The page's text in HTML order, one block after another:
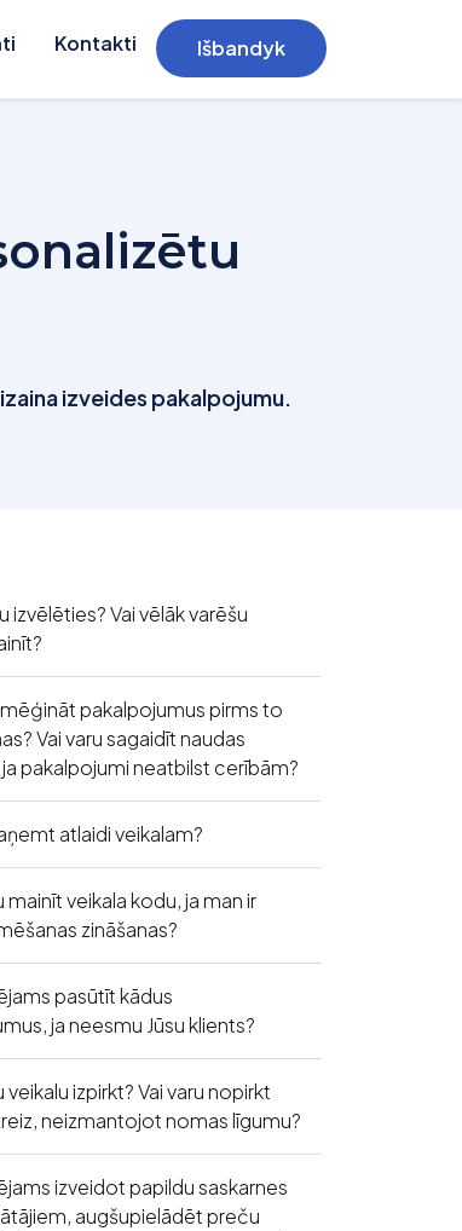
Kontakti Išbandyk
izveides pakalpojumu.
izvēlēties? Vai vēlāk varēšu
pakalpojumus pirms to
Vai varu sagaidīt naudas
pakalpojumi neatbilst cerībām?
atlaidi veikalam?
mainīt veikala kodu, ja man ir
zināšanas?
pasūtīt kādus
ja neesmu Jūsu klients?
veikalu izpirkt? Vai varu nopirkt
neizmantojot nomas līgumu?
izveidot papildu saskarnes
augšupielādēt preču